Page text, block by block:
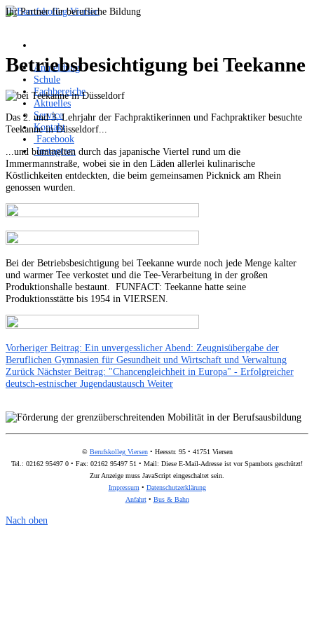
Ihr Partner für berufliche Bildung
Anmeldung
Schule
Fachbereiche
Aktuelles
Service
Kontakt
Facebook
Instagram
Betriebsbesichtigung bei Teekanne
Das 2. und 3. Lehrjahr der Fachpraktikerinnen und Fachpraktiker besuchte
Teekanne in Düsseldorf...
...und bummelten durch das japanische Viertel rund um die
Immermannstraße, wobei sie in den Läden allerlei kulinarische
Köstlichkeiten entdeckten, die beim gemeinsamen Picknick am Rhein
genossen wurden.
Bei der Betriebsbesichtigung bei Teekanne wurde noch jede Menge kalter
und warmer Tee verkostet und die Tee-Verarbeitung in der großen
Produktionshalle bestaunt. FUNFACT: Teekanne hatte seine
Produktionsstätte bis 1954 in VIERSEN.
Vorheriger Beitrag: Ein unvergesslicher Abend: Zeugnisübergabe der
Beruflichen Gymnasien für Gesundheit und Wirtschaft und Verwaltung
Zurück Nächster Beitrag: "Chancengleichheit in Europa" - Erfolgreicher
deutsch-estnischer Jugendaustausch Weiter
© Berufskolleg Viersen• Heesstr. 95 • 41751 Viersen
Tel.: 02162 95497 0 • Fax: 02162 95497 51 • Mail: Diese E-Mail-Adresse ist vor Spambots geschützt!
Zur Anzeige muss JavaScript eingeschaltet sein.
Impressum • Datenschutzerklärung
Anfahrt• Bus & Bahn
Nach oben